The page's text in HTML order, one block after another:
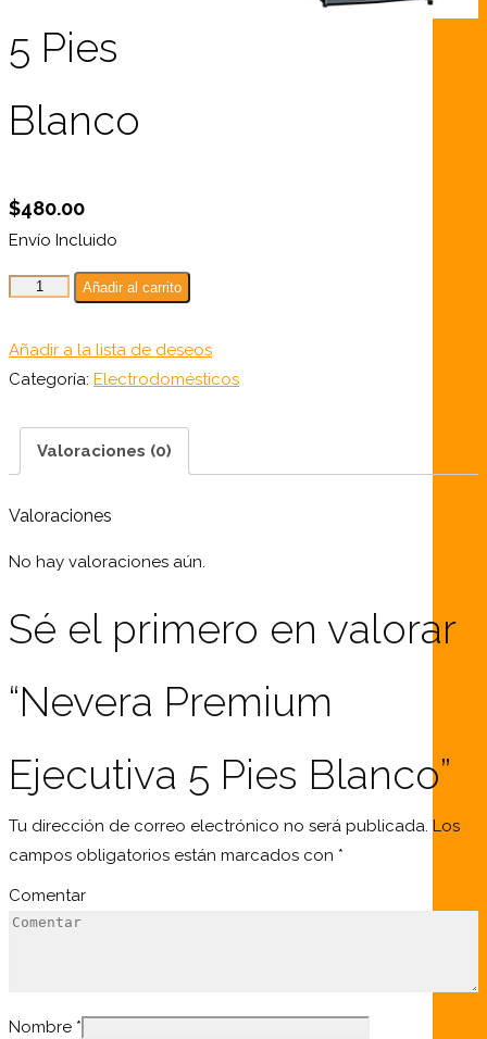
5 Pies
Blanco
$480.00
Envío Incluido
Nevera
Ejecutiva
5
Blanco
cantidad
Añadir al carrito
Añadir a la lista de deseos
Categoría: Electrodomésticos
Valoraciones (0)
Valoraciones
No hay valoraciones aún.
Sé el primero en valorar
“Nevera Premium
Ejecutiva 5 Pies Blanco”
Tu dirección de correo electrónico no será publicada. Los
campos obligatorios están marcados con *
Comentar
Nombre *